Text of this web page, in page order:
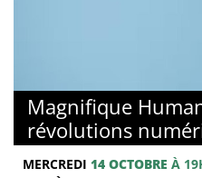
Magnifique
révolutions
MERCREDI 14 OCTOBRE À